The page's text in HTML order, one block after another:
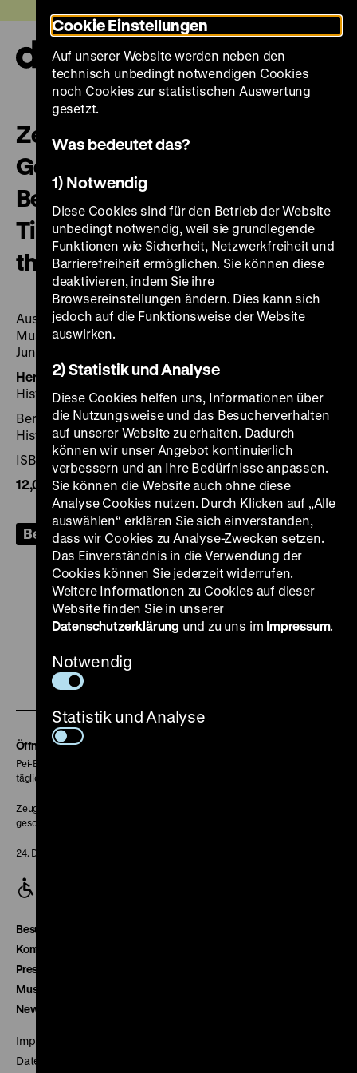
zum
Seiteninhalt
springen
Zeitschichten. Deutsche
Geschichte im Spiegel des
Berliner Zeughauses / Layers of
Time – German history through
the lens of the Berlin Zeughaus
Ausstellung/exhibition, Deutsches Historisches
Museum, Berlin, Ausstellungshalle/Exhibition Hall, 19.
Juni 2015 bis 3. Januar 2016 [Deutsch/English]
Herausgegeben von:Hrsg.: Stiftung Deutsches
Historisches Museum, Aut.: Mary-Elizabeth Andrews
Berlin 2015, 108 Seiten: zahlr. Ill., Stiftung Deutsches
Historisches Museum
ISBN 978-3-86102-192-6
12,00€, zzgl. Porto
Bestellen
Zu
unserer
Instagram
Zu
unserer
Zu
Zu
Zu
Soundcloud
Öffnungszeiten
Pei-Bau:
täglich 10-18 Uhr
Zeughaus:
geschlossen
24. Dezember geschlossen
Besucherservice
Kontakt
Presse
Museumsverein
Newsletter
Impressum
Datenschutz
Cookie Einstellungen
Auf unserer Website werden neben den
technisch unbedingt notwendigen Cookies
noch Cookies zur statistischen Auswertung
gesetzt.
Was bedeutet das?
1) Notwendig
Diese Cookies sind für den Betrieb der Website
unbedingt notwendig, weil sie grundlegende
Funktionen wie Sicherheit, Netzwerkfreiheit und
Barrierefreiheit ermöglichen. Sie können diese
deaktivieren, indem Sie ihre
Browsereinstellungen ändern. Dies kann sich
jedoch auf die Funktionsweise der Website
auswirken.
2) Statistik und Analyse
Diese Cookies helfen uns, Informationen über
die Nutzungsweise und das Besucherverhalten
auf unserer Website zu erhalten. Dadurch
können wir unser Angebot kontinuierlich
verbessern und an Ihre Bedürfnisse anpassen.
Sie können die Website auch ohne diese
Analyse Cookies nutzen. Durch Klicken auf „Alle
auswählen“ erklären Sie sich einverstanden,
dass wir Cookies zu Analyse-Zwecken setzen.
Das Einverständnis in die Verwendung der
Cookies können Sie jederzeit widerrufen.
Weitere Informationen zu Cookies auf dieser
Website finden Sie in unserer
Datenschutzerklärung und zu uns im Impressum.
Notwendig
Statistik und Analyse